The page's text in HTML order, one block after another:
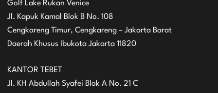
Golf Lake Rukan Venice
Jl. Kapuk Kamal Blok B No. 108
Cengkareng Timur, Cengkareng – Jakarta Barat
Daerah Khusus Ibukota Jakarta 11820
KANTOR TEBET
Jl. KH Abdullah Syafei Blok A No. 21 C